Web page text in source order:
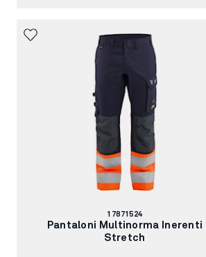
Codice
articolo:
17871524
Pantaloni Multinorma Inerenti
Stretch